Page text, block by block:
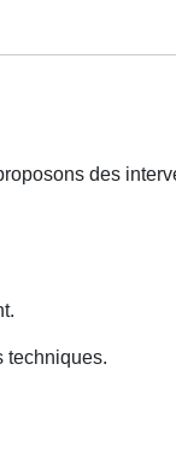
des
techniques.